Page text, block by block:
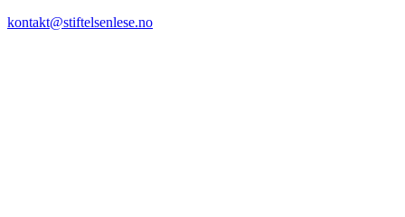
kontakt@stiftelsenlese.no